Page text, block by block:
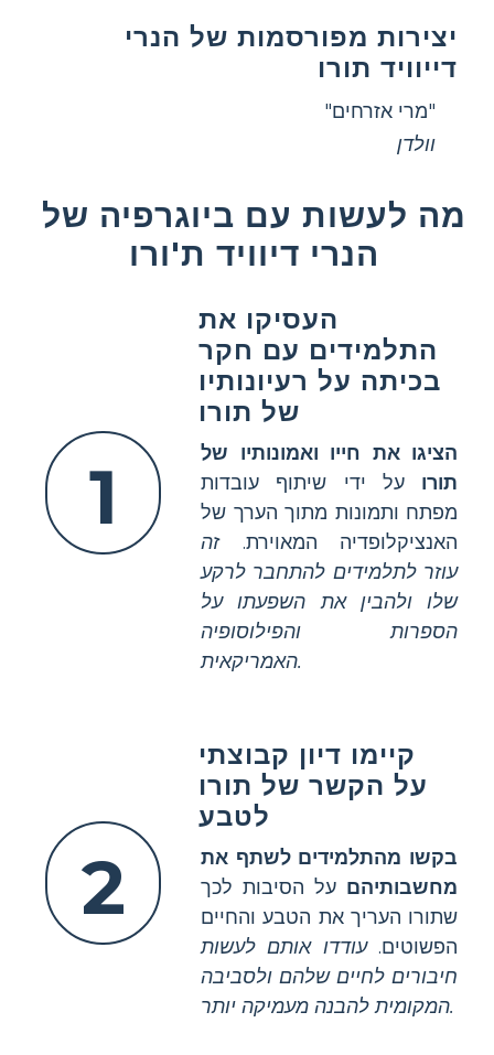
יצירות מפורסמות של הנרי
דייוויד תורו
"מרי אזרחים"
וולדן
מה לעשות עם ביוגרפיה של
הנרי דיוויד ת'ורו
1
העסיקו את
התלמידים עם חקר
בכיתה על רעיונותיו
של תורו
הציגו את חייו ואמונותיו של
תורו על ידי שיתוף עובדות
מפתח ותמונות מתוך הערך של
האנציקלופדיה המאוירת.זה
עוזר לתלמידים להתחבר לרקע
שלו ולהבין את השפעתו על
הספרות והפילוסופיה
האמריקאית.
2
קיימו דיון קבוצתי
על הקשר של תורו
לטבע
בקשו מהתלמידים לשתף את
מחשבותיהם על הסיבות לכך
שתורו העריך את הטבע והחיים
הפשוטים.עודדו אותם לעשות
חיבורים לחיים שלהם ולסביבה
המקומית להבנה מעמיקה יותר.